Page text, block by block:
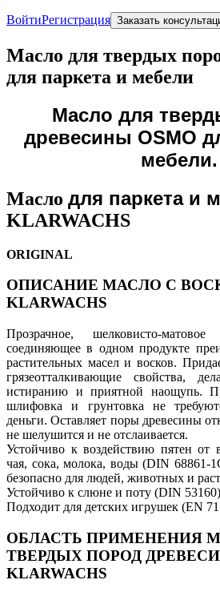
ВойтиРегистрация Заказать
Масло для твердых
для паркета и мебели
Масло для
древесины OSMO
мебели.
Масло для паркета и
KLARWACHS
ORIGINAL
ОПИСАНИЕ МАСЛО С
KLARWACHS
Прозрачное, шелковисто-
соединяющее в одном продукте
растительных масел и восков.
грязеотталкивающие свойства,
истиранию и приятной наощупь.
шлифовка и грунтовка не
деньги. Оставляет поры древесины
не шелушится и не отслаивается.
Устойчиво к воздействию пятен от
чая, сока, молока, воды (DIN 68861-
безопасно для людей, животных и
Устойчиво к слюне и поту (DIN
Подходит для детских игрушек (EN
ОБЛАСТЬ ПРИМЕНЕНИЯ
ТВЕРДЫХ ПОРОД
KLARWACHS